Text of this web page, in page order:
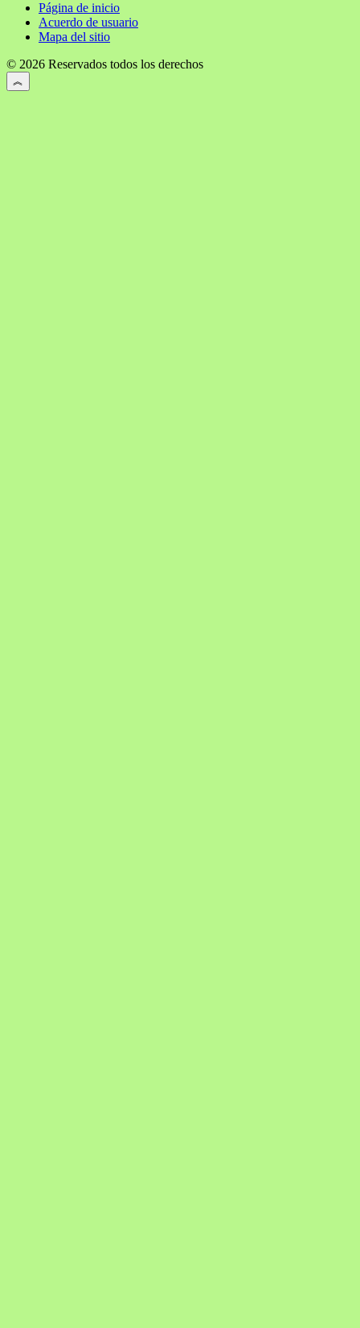
Página de inicio
Acuerdo de usuario
Mapa del sitio
© 2026 Reservados todos los derechos